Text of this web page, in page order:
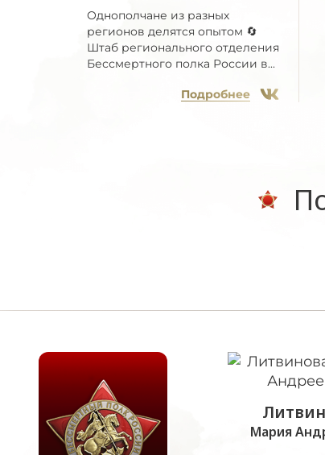
Однополчане из разных
регионов делятся опытом 🔄
Штаб регионального отделения
Бессмертного полка России в...
Подробнее
Мария